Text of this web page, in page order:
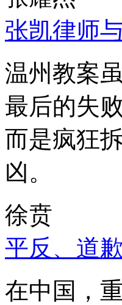
张凯律师
温州教案
最后的失
而是疯狂
凶。
徐贲
平反、道
在中国，